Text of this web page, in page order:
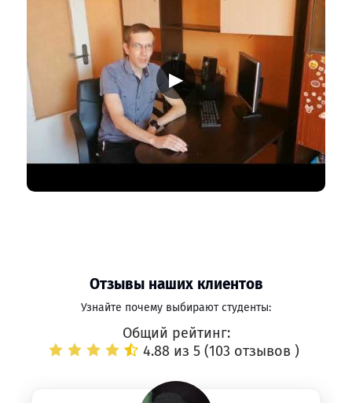
▶
Отзывы наших клиентов
Узнайте почему выбирают студенты:
Общий рейтинг:
4.88 из 5 (103 отзывов )